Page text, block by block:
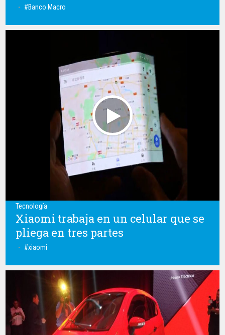
Banco Macro
Tecnología
Xiaomi trabaja en un celular que se
pliega en tres partes
xiaomi